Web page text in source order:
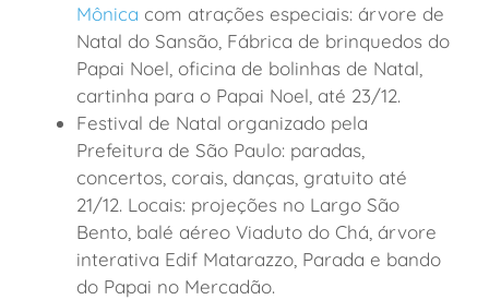
Mônica com atrações especiais: árvore de
Natal do Sansão, Fábrica de brinquedos do
Papai Noel, oficina de bolinhas de Natal,
cartinha para o Papai Noel, até 23/12.
Festival de Natal organizado pela
Prefeitura de São Paulo: paradas,
concertos, corais, danças, gratuito até
21/12. Locais: projeções no Largo São
Bento, balé aéreo Viaduto do Chá, árvore
interativa Edif Matarazzo, Parada e bando
do Papai no Mercadão.